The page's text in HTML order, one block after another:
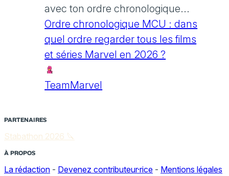
avec ton ordre chronologique...
Ordre chronologique MCU : dans
quel ordre regarder tous les films
et séries Marvel en 2026 ?
TeamMarvel
PARTENAIRES
Stabathon 2026 🔪
À PROPOS
La rédaction - Devenez contributeur·rice - Mentions légales